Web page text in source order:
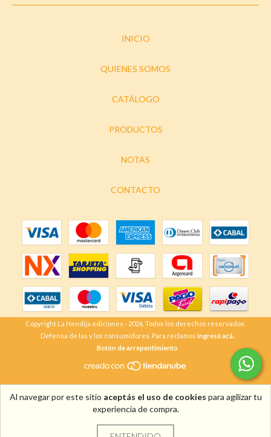
Al navegar por este sitio aceptás el uso de cookies para agilizar tu
experiencia de compra.
INICIO
QUIENES SOMOS
CATÁLOGO
PRODUCTOS
NOTAS
CONTACTO
Copyright La Hendija ediciones - 2026. Todos los derechos reservados.
Defensa de las y los consumidores. Para reclamos ingresá acá.
Botón de arrepentimiento